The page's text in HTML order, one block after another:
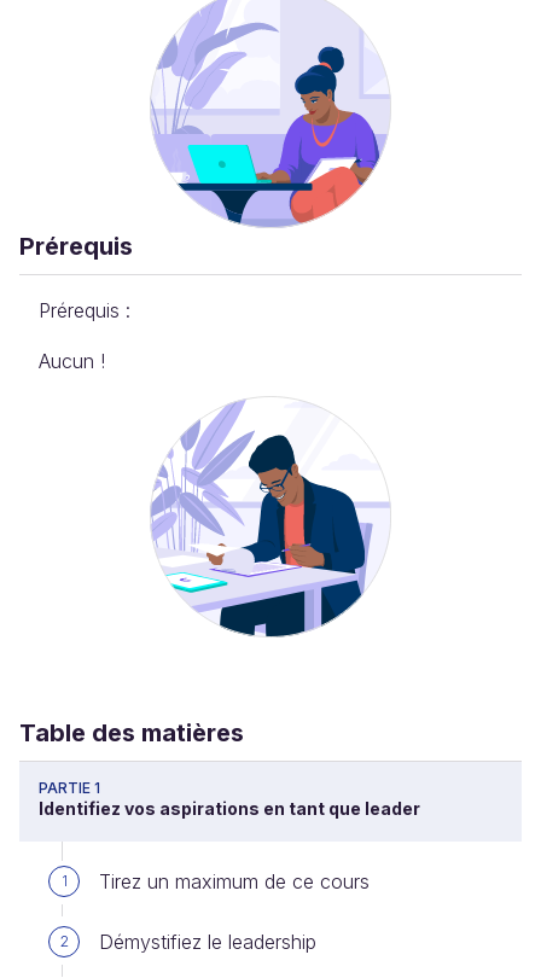
Prérequis
Prérequis :
Aucun !
Table des matières
PARTIE 1
Identifiez vos aspirations en tant que leader
1 Tirez un maximum de ce cours
2 Démystifiez le leadership